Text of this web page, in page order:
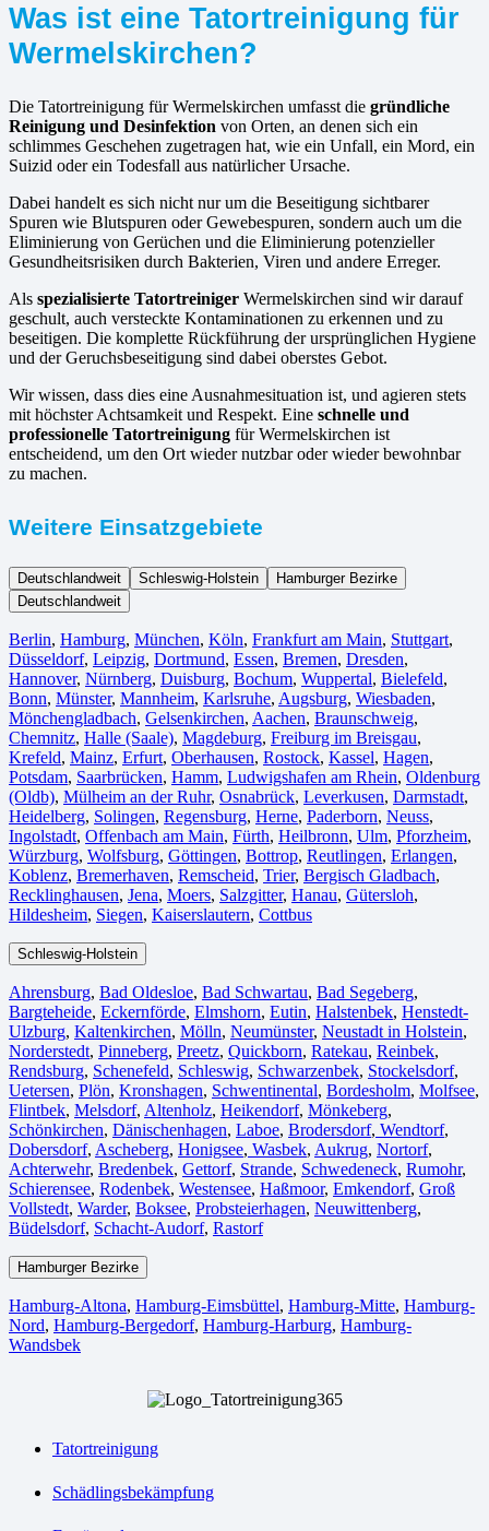
Was ist eine Tatortreinigung für
Wermelskirchen?
Die Tatortreinigung für Wermelskirchen umfasst die gründliche
Reinigung und Desinfektion von Orten, an denen sich ein
schlimmes Geschehen zugetragen hat, wie ein Unfall, ein Mord, ein
Suizid oder ein Todesfall aus natürlicher Ursache.
Dabei handelt es sich nicht nur um die Beseitigung sichtbarer
Spuren wie Blutspuren oder Gewebespuren, sondern auch um die
Eliminierung von Gerüchen und die Eliminierung potenzieller
Gesundheitsrisiken durch Bakterien, Viren und andere Erreger.
Als spezialisierte Tatortreiniger Wermelskirchen sind wir darauf
geschult, auch versteckte Kontaminationen zu erkennen und zu
beseitigen. Die komplette Rückführung der ursprünglichen Hygiene
und der Geruchsbeseitigung sind dabei oberstes Gebot.
Wir wissen, dass dies eine Ausnahmesituation ist, und agieren stets
mit höchster Achtsamkeit und Respekt. Eine schnelle und
professionelle Tatortreinigung für Wermelskirchen ist
entscheidend, um den Ort wieder nutzbar oder wieder bewohnbar
zu machen.
Weitere Einsatzgebiete
Deutschlandweit Schleswig-Holstein
Hamburger Bezirke
Deutschlandweit
Berlin⁠, Hamburg, München, Köln⁠, Frankfurt am Main, Stuttgart,
Düsseldorf, Leipzig, Dortmund, Essen, Bremen, Dresden,
Hannover, Nürnberg, Duisburg⁠, Bochum, Wuppertal⁠, Bielefeld⁠,
Bonn⁠, Münster⁠, Mannheim, Karlsruhe, Augsburg, Wiesbaden⁠,
Mönchengladbach⁠, Gelsenkirchen⁠, Aachen⁠, Braunschweig,
Chemnitz⁠, Halle (Saale)⁠, Magdeburg, Freiburg im Breisgau⁠,
Krefeld⁠, Mainz⁠, Erfurt, Oberhausen⁠, Rostock⁠, Kassel⁠, Hagen,
Potsdam, Saarbrücken⁠, Hamm, Ludwigshafen am Rhein⁠, Oldenburg
(Oldb), Mülheim an der Ruhr, Osnabrück⁠, Leverkusen, Darmstadt⁠,
Heidelberg, Solingen, Regensburg, Herne⁠, Paderborn, Neuss,
Ingolstadt, Offenbach am Main, Fürth⁠, Heilbronn, Ulm⁠, Pforzheim,
Würzburg, Wolfsburg⁠, Göttingen, Bottrop, Reutlingen, Erlangen⁠,
Koblenz, Bremerhaven⁠, Remscheid, Trier⁠, Bergisch Gladbach,
Recklinghausen, Jena⁠, Moers⁠, Salzgitter⁠, Hanau, Gütersloh,
Hildesheim⁠, Siegen⁠, Kaiserslautern⁠, Cottbus⁠
Schleswig-Holstein
Ahrensburg, Bad Oldesloe, Bad Schwartau, Bad Segeberg,
Bargteheide, Eckernförde, Elmshorn, Eutin, Halstenbek, Henstedt-
Ulzburg, Kaltenkirchen, Mölln, Neumünster, Neustadt in Holstein,
Norderstedt, Pinneberg, Preetz, Quickborn, Ratekau, Reinbek,
Rendsburg, Schenefeld, Schleswig, Schwarzenbek, Stockelsdorf,
Uetersen, Plön, Kronshagen, Schwentinental, Bordesholm, Molfsee,
Flintbek, Melsdorf, Altenholz, Heikendorf, Mönkeberg,
Schönkirchen, Dänischenhagen, Laboe, Brodersdorf, Wendtorf,
Dobersdorf, Ascheberg, Honigsee, Wasbek, Aukrug, Nortorf,
Achterwehr, Bredenbek, Gettorf, Strande, Schwedeneck, Rumohr,
Schierensee, Rodenbek, Westensee, Haßmoor, Emkendorf, Groß
Vollstedt, Warder, Boksee, Probsteierhagen, Neuwittenberg,
Büdelsdorf, Schacht-Audorf, Rastorf
Hamburger Bezirke
Hamburg-Altona, Hamburg-Eimsbüttel, Hamburg-Mitte, Hamburg-
Nord, Hamburg-Bergedorf, Hamburg-Harburg, Hamburg-
Wandsbek
Tatortreinigung
Schädlingsbekämpfung